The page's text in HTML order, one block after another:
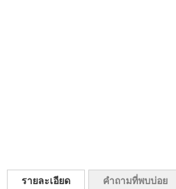
รายละเอียด คำถามที่พบบ่อย